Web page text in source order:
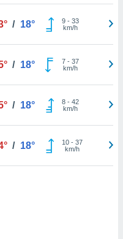
/ 18° 9- 33
km/h
/ 18° 7- 37
km/h
/ 18° 8- 42
km/h
/ 18° 10- 37
km/h